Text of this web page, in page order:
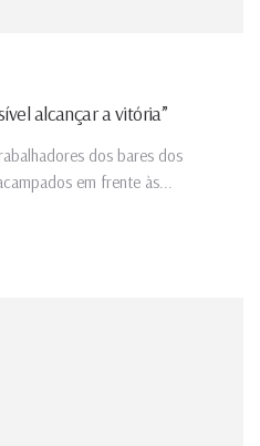
alcançar a vitória”
dos bares dos
em frente às...